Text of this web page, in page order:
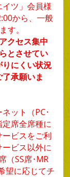
ツ」会員様
から、一般
す。
クセス集中
とさせてい
にくい状況
承願いま
ット（PC･
席全席種に
ビスをご利
ビス以外に
（SS席･MR
望に応じてチ